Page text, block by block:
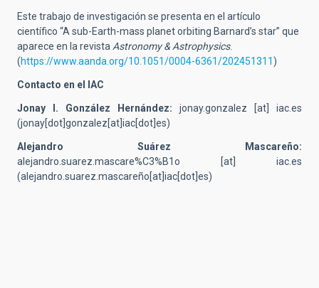
Este trabajo de investigación se presenta en el artículo
científico “A sub-Earth-mass planet orbiting Barnard’s star” que
aparece en la revistaAstronomy & Astrophysics.
(https://www.aanda.org/10.1051/0004-6361/202451311 )
Contacto en el IAC
Jonay I. González Hernández: jonay.gonzalez [at] iac.es
(jonay[dot]gonzalez[at]iac[dot]es)
Alejandro Suárez Mascareño:
alejandro.suarez.mascare%C3%B1o [at] iac.es
(alejandro.suarez.mascareño[at]iac[dot]es)